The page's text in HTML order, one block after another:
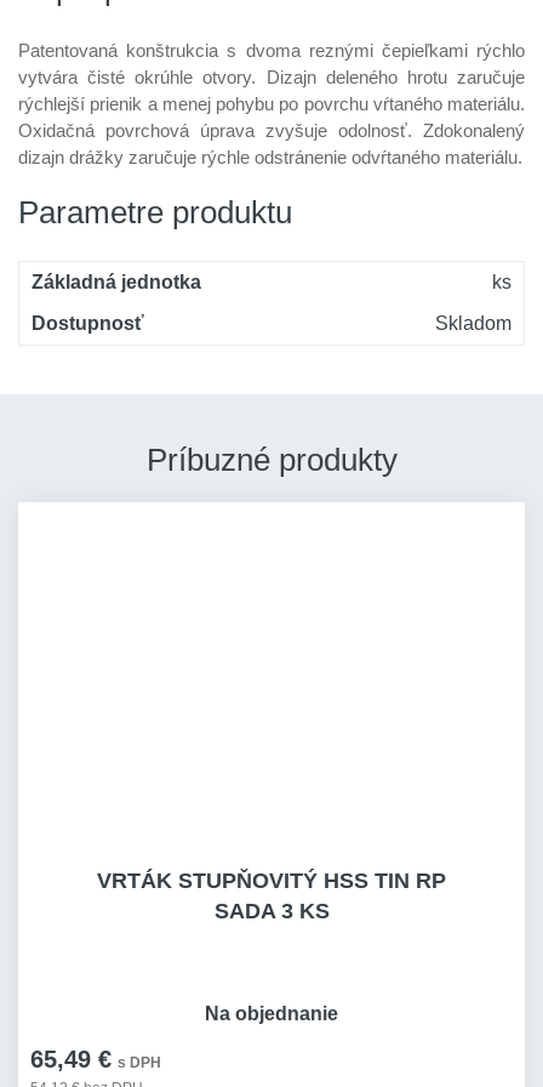
Patentovaná konštrukcia s dvoma reznými čepieľkami rýchlo
vytvára čisté okrúhle otvory. Dizajn deleného hrotu zaručuje
rýchlejší prienik a menej pohybu po povrchu vŕtaného materiálu.
Oxidačná povrchová úprava zvyšuje odolnosť. Zdokonalený
dizajn drážky zaručuje rýchle odstránenie odvŕtaného materiálu.
Parametre produktu
Základná jednotka
ks
Dostupnosť
Skladom
Príbuzné produkty
VRTÁK STUPŇOVITÝ HSS TIN RP
SADA 3 KS
65,49 € s DPH
Na objednanie